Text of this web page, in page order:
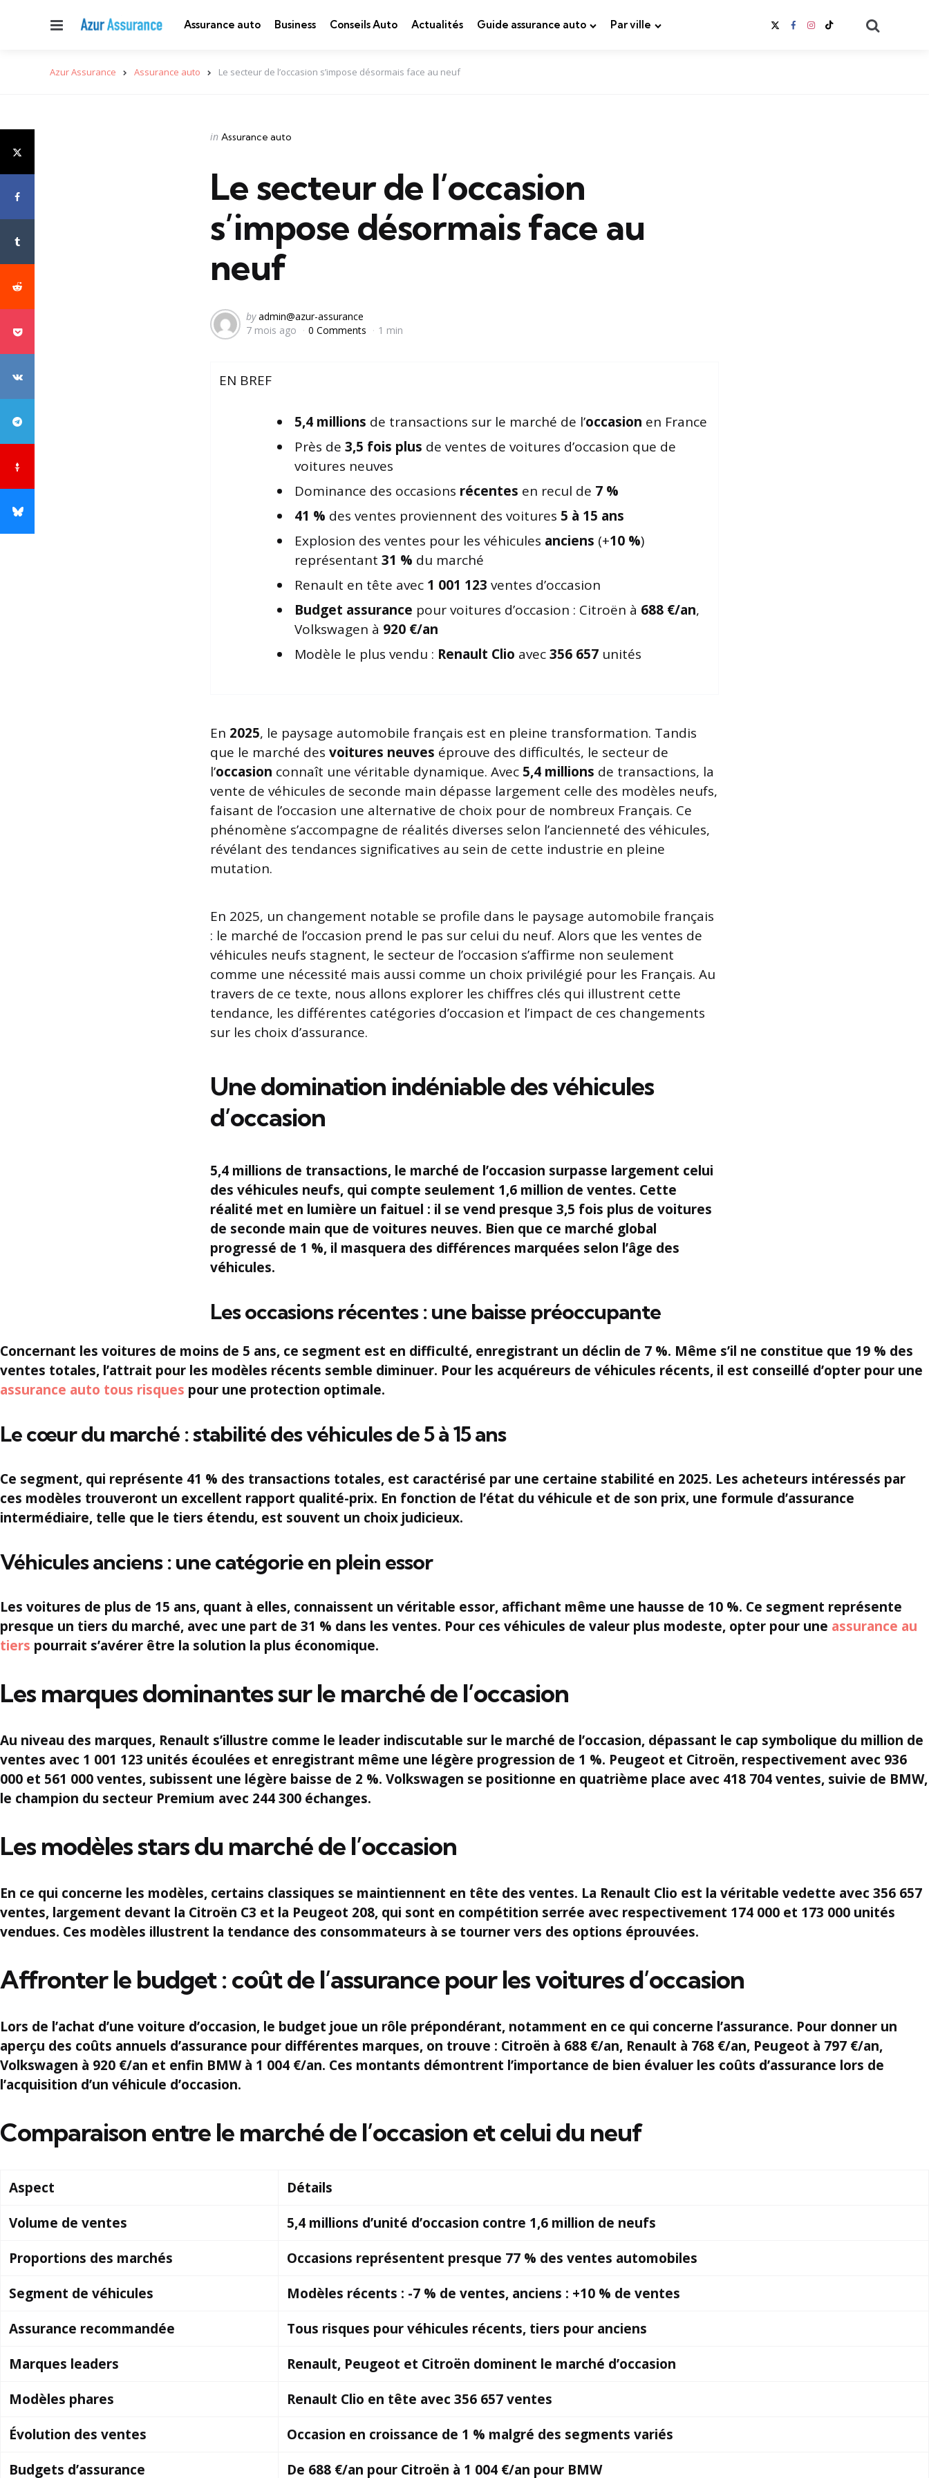
Menu Assurance auto Business Conseils Auto Actualités Guide assurance auto Par ville
Azur Assurance Assurance auto Le secteur de l’occasion s’impose désormais face au neuf
Categories
Posted
in Assurance auto
Le secteur de l’occasion
s’impose désormais face au
neuf
Posted
by
by admin@azur-assurance
7 mois ago
0 Comments 1 min
EN BREF
5,4 millions de transactions sur le marché de l’occasion en France
Près de 3,5 fois plus de ventes de voitures d’occasion que de
voitures neuves
Dominance des occasions récentes en recul de 7 %
41 % des ventes proviennent des voitures 5 à 15 ans
Explosion des ventes pour les véhicules anciens (+10 %)
représentant 31 % du marché
Renault en tête avec 1 001 123 ventes d’occasion
Budget assurance pour voitures d’occasion : Citroën à 688 €/an,
Volkswagen à 920 €/an
Modèle le plus vendu : Renault Clio avec356 657 unités
En 2025, le paysage automobile français est en pleine transformation. Tandis
que le marché des voitures neuves éprouve des difficultés, le secteur de
l’occasion connaît une véritable dynamique. Avec 5,4 millions de transactions, la
vente de véhicules de seconde main dépasse largement celle des modèles neufs,
faisant de l’occasion une alternative de choix pour de nombreux Français. Ce
phénomène s’accompagne de réalités diverses selon l’ancienneté des véhicules,
révélant des tendances significatives au sein de cette industrie en pleine
mutation.
En 2025, un changement notable se profile dans le paysage automobile français
: le marché de l’occasion prend le pas sur celui du neuf. Alors que les ventes de
véhicules neufs stagnent, le secteur de l’occasion s’affirme non seulement
comme une nécessité mais aussi comme un choix privilégié pour les Français. Au
travers de ce texte, nous allons explorer les chiffres clés qui illustrent cette
tendance, les différentes catégories d’occasion et l’impact de ces changements
sur les choix d’assurance.
Une domination indéniable des véhicules
d’occasion
5,4 millions de transactions, le marché de l’occasion surpasse largement celui
des véhicules neufs, qui compte seulement 1,6 million de ventes. Cette
réalité met en lumière un faituel : il se vend presque 3,5 fois plus de voitures
de seconde main que de voitures neuves. Bien que ce marché global
progressé de 1 %, il masquera des différences marquées selon l’âge des
véhicules.
Les occasions récentes : une baisse préoccupante
Concernant les voitures de moins de 5 ans, ce segment est en difficulté, enregistrant un déclin de 7 %. Même s’il ne constitue que 19 % des
ventes totales, l’attrait pour les modèles récents semble diminuer. Pour les acquéreurs de véhicules récents, il est conseillé d’opter pour une
assurance auto tous risques pour une protection optimale.
Le cœur du marché : stabilité des véhicules de 5 à 15 ans
Ce segment, qui représente 41 % des transactions totales, est caractérisé par une certaine stabilité en 2025. Les acheteurs intéressés par
ces modèles trouveront un excellent rapport qualité-prix. En fonction de l’état du véhicule et de son prix, une formule d’assurance
intermédiaire, telle que le tiers étendu, est souvent un choix judicieux.
Véhicules anciens : une catégorie en plein essor
Les voitures de plus de 15 ans, quant à elles, connaissent un véritable essor, affichant même une hausse de 10 %. Ce segment représente
presque un tiers du marché, avec une part de 31 % dans les ventes. Pour ces véhicules de valeur plus modeste, opter pour une assurance au
tiers pourrait s’avérer être la solution la plus économique.
Les marques dominantes sur le marché de l’occasion
Au niveau des marques, Renault s’illustre comme le leader indiscutable sur le marché de l’occasion, dépassant le cap symbolique du million de
ventes avec 1 001 123 unités écoulées et enregistrant même une légère progression de 1 %. Peugeot et Citroën, respectivement avec 936
000 et 561 000ventes, subissent une légère baisse de 2 %. Volkswagen se positionne en quatrième place avec 418 704ventes, suivie de BMW,
le champion du secteur Premium avec 244 300 échanges.
Les modèles stars du marché de l’occasion
En ce qui concerne les modèles, certains classiques se maintiennent en tête des ventes. La Renault Clio est la véritable vedette avec 356 657
ventes, largement devant la Citroën C3 et la Peugeot 208, qui sont en compétition serrée avec respectivement 174 000 et 173 000 unités
vendues. Ces modèles illustrent la tendance des consommateurs à se tourner vers des options éprouvées.
Affronter le budget : coût de l’assurance pour les voitures d’occasion
Lors de l’achat d’une voiture d’occasion, le budget joue un rôle prépondérant, notamment en ce qui concerne l’assurance. Pour donner un
aperçu des coûts annuels d’assurance pour différentes marques, on trouve : Citroën à 688 €/an, Renault à 768 €/an, Peugeot à 797 €/an,
Volkswagen à 920 €/an et enfin BMWà 1 004 €/an. Ces montants démontrent l’importance de bien évaluer les coûts d’assurance lors de
l’acquisition d’un véhicule d’occasion.
Comparaison entre le marché de l’occasion et celui du neuf
Aspect
Détails
Volume de ventes
5,4 millions d’unité d’occasion contre 1,6 million de neufs
Proportions des marchés
Occasions représentent presque 77 % des ventes automobiles
Segment de véhicules
Modèles récents : -7 % de ventes, anciens : +10 % de ventes
Assurance recommandée
Tous risques pour véhicules récents, tiers pour anciens
Marques leaders
Renault, Peugeot et Citroën dominent le marché d’occasion
Modèles phares
Renault Clio en tête avec 356 657 ventes
Évolution des ventes
Occasion en croissance de 1 % malgré des segments variés
Budgets d’assurance
De 688 €/an pour Citroën à 1 004 €/an pour BMW